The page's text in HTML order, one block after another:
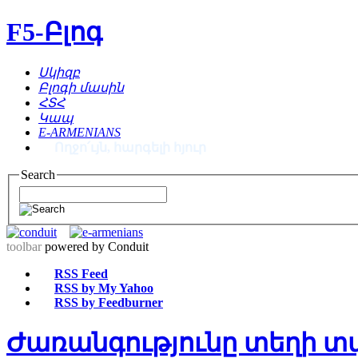
F5-Բլոգ
Սկիզբ
Բլոգի մասին
ՀՏՀ
Կապ
E-ARMENIANS
Search
toolbar powered by Conduit
RSS Feed
RSS by My Yahoo
RSS by Feedburner
Ժառանգությունը տեղի